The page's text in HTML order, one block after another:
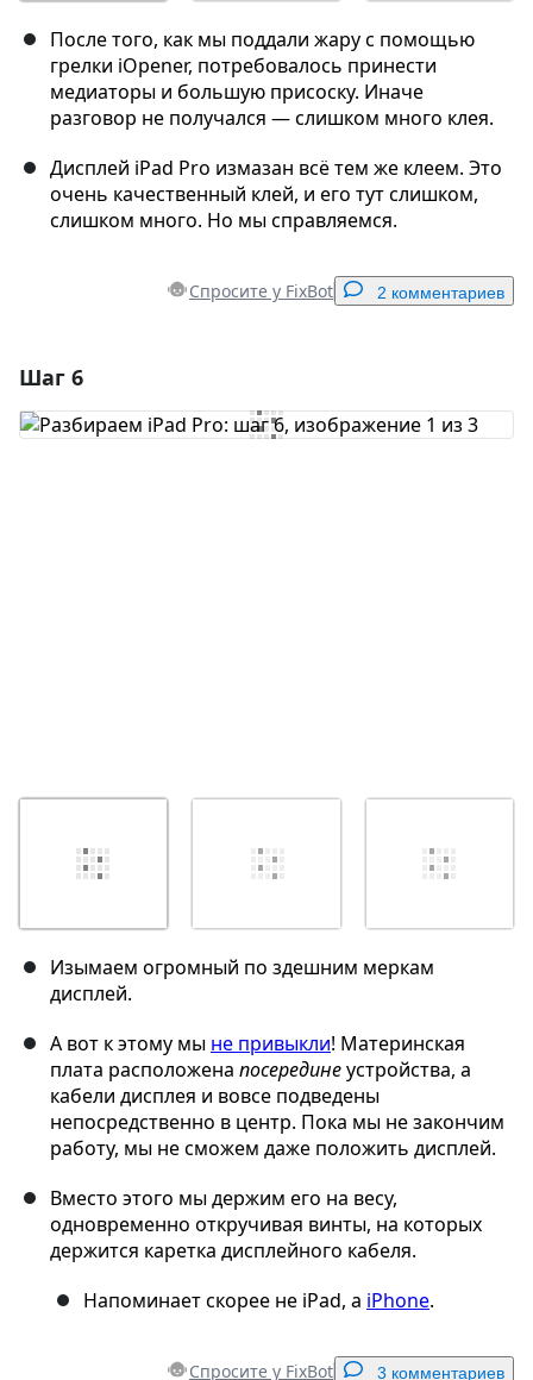
После того, как мы поддали жару с помощью
грелки iOpener, потребовалось принести
медиаторы и большую присоску. Иначе
разговор не получался — слишком много клея.
Дисплей iPad Pro измазан всё тем же клеем. Это
очень качественный клей, и его тут слишком,
слишком много. Но мы справляемся.
Спросите у FixBot 2 комментариев
Добавить комментарий
Шаг 6
Изымаем огромный по здешним меркам
дисплей.
А вот к этому мы не привыкли! Материнская
плата расположена посерединеустройства, а
кабели дисплея и вовсе подведены
непосредственно в центр. Пока мы не закончим
работу, мы не сможем даже положить дисплей.
Вместо этого мы держим его на весу,
одновременно откручивая винты, на которых
держится каретка дисплейного кабеля.
Напоминает скорее не iPad, а iPhone.
Спросите у FixBot 3 комментариев